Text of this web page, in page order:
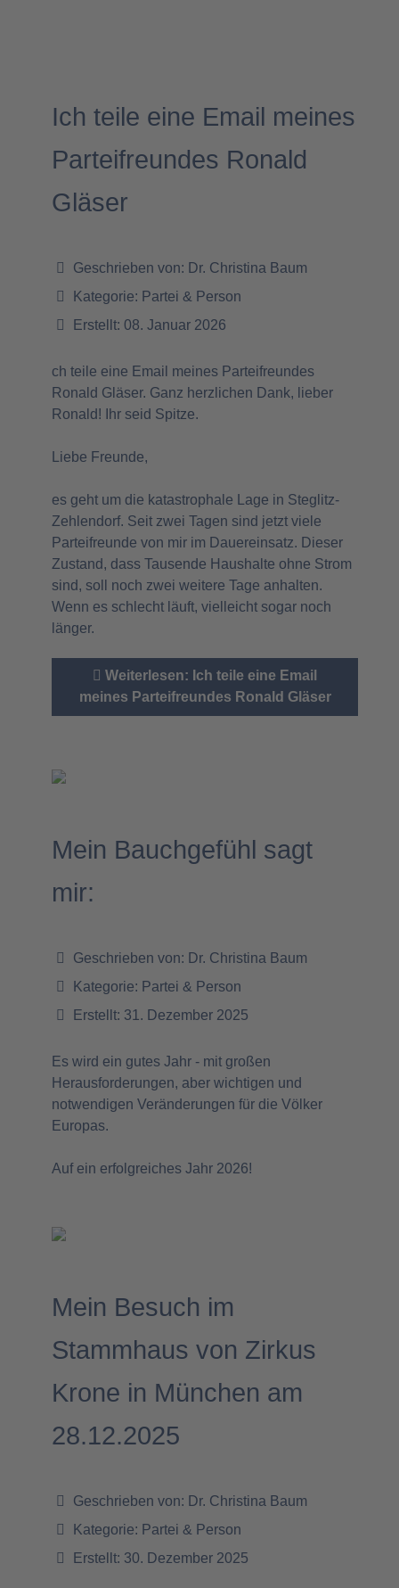
Ich teile eine Email meines
Parteifreundes Ronald
Gläser
Geschrieben von: Dr. Christina Baum
Kategorie: Partei & Person
Erstellt: 08. Januar 2026
ch teile eine Email meines Parteifreundes
Ronald Gläser. Ganz herzlichen Dank, lieber
Ronald! Ihr seid Spitze.
Liebe Freunde,
es geht um die katastrophale Lage in Steglitz-
Zehlendorf. Seit zwei Tagen sind jetzt viele
Parteifreunde von mir im Dauereinsatz. Dieser
Zustand, dass Tausende Haushalte ohne Strom
sind, soll noch zwei weitere Tage anhalten.
Wenn es schlecht läuft, vielleicht sogar noch
länger.
Weiterlesen: Ich teile eine Email
meines Parteifreundes Ronald Gläser
Mein Bauchgefühl sagt
mir:
Geschrieben von: Dr. Christina Baum
Kategorie: Partei & Person
Erstellt: 31. Dezember 2025
Es wird ein gutes Jahr - mit großen
Herausforderungen, aber wichtigen und
notwendigen Veränderungen für die Völker
Europas.
Auf ein erfolgreiches Jahr 2026!
Mein Besuch im
Stammhaus von Zirkus
Krone in München am
28.12.2025
Geschrieben von: Dr. Christina Baum
Kategorie: Partei & Person
Erstellt: 30. Dezember 2025